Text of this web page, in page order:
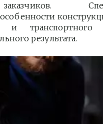
транспортного
результата.